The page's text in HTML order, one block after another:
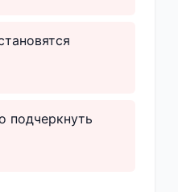
подчеркнуть